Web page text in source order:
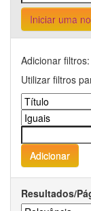
Iniciar uma
Adicionar filtros:
Utilizar filtros
Resultados/